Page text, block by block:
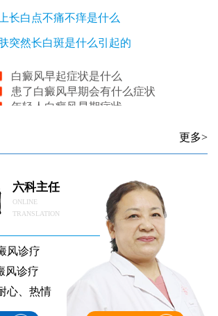
长白点不痛不痒是什么
突然长白斑是什么引起的
患了白癜风早期会有什么症状
年轻人白癜风早期症状
嘴角周围白癜风早期图片
更多>
六科主任
ONLINE
TRANSLATION
风诊疗
风诊疗
心、热情